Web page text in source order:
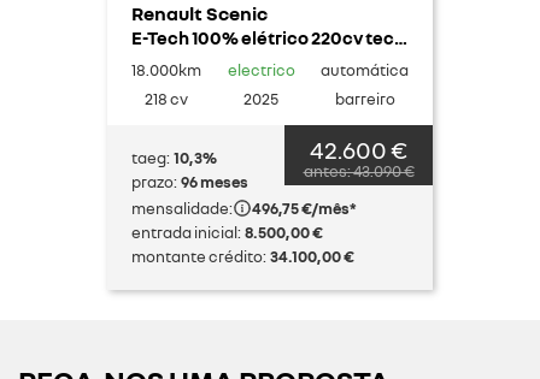
Renault Scenic
E-Tech 100% elétrico 220cv techno
18.000km
218 cv
electrico
2025
automática
barreiro
taeg:10,3%
prazo:96 meses
mensalidade:
496,75 €/mês*
entrada inicial:8.500,00 €
montante crédito:34.100,00 €
42.600 €
antes: 43.090 €